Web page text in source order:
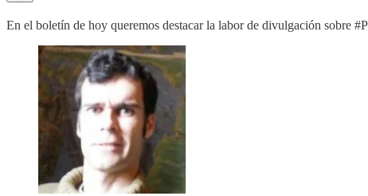
En el boletín de hoy queremos destacar la labor de divulgación sobre